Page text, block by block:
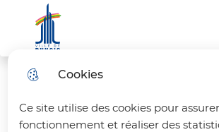
Cookies
Ce site utilise des cookies pour
fonctionnement et réaliser des
menu
recherche
principal